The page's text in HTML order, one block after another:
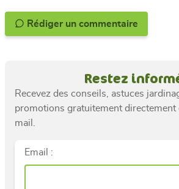
Rédiger un commentaire
Restez
Recevez des conseils, astuces
promotions gratuitement directement
mail.
Email :